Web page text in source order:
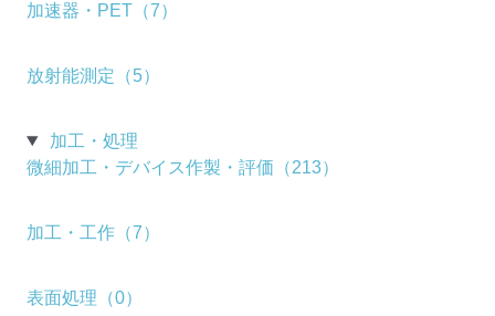
加速器・PET（7）
放射能測定（5）
加工・処理
微細加工・デバイス作製・評価（213）
加工・工作（7）
表面処理（0）